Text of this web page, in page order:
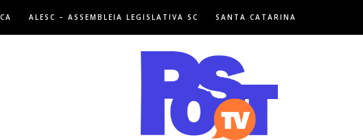
ALESC – ASSEMBLEIA LEGISLATIVA SC SANTA CATARINA